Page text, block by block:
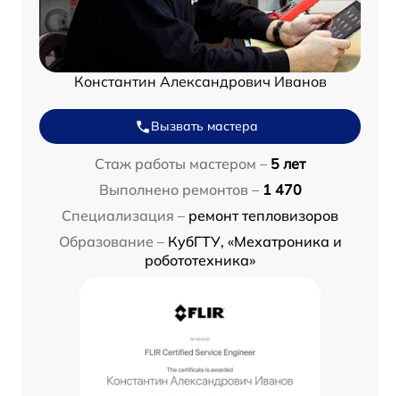
Константин Александрович Иванов
Вызвать мастера
Стаж работы мастером – 5 лет
Выполнено ремонтов – 1 470
Специализация – ремонт тепловизоров
Образование – КубГТУ, «Мехатроника и
робототехника»